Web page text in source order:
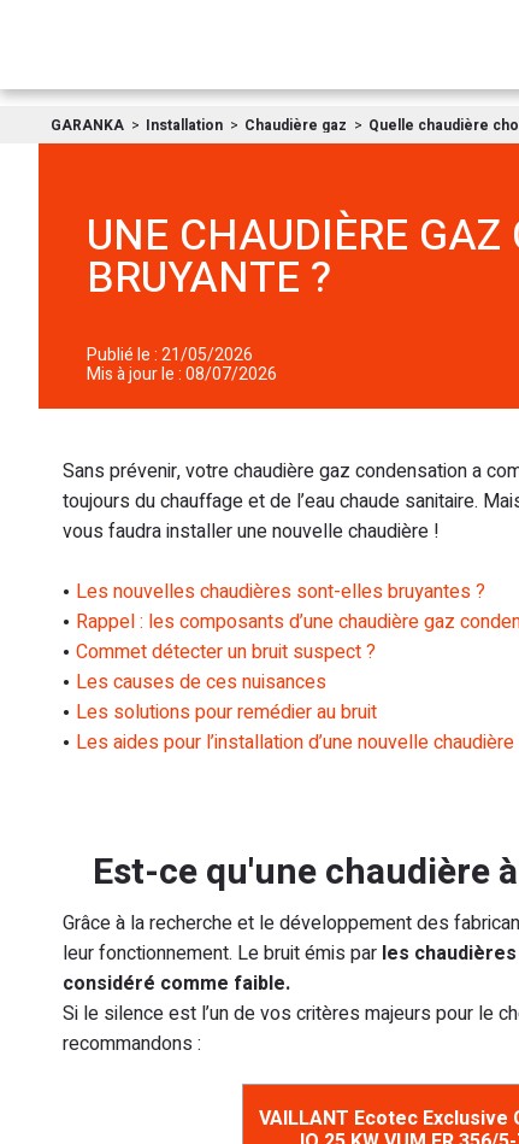
GARANKA Installation Chaudière gaz Quelle chaudière
UNE CHAUDIÈRE
BRUYANTE ?
Publié le : 21/05/2026
Mis à jour le : 08/07/2026
Sans prévenir, votre chaudière gaz condensation a
toujours du chauffage et de l’eau chaude sanitaire.
vous faudra installer une nouvelle chaudière !
Les nouvelles chaudières sont-elles bruyantes ?
Rappel : les composants d’une chaudière gaz
Commet détecter un bruit suspect ?
Les causes de ces nuisances
Les solutions pour remédier au bruit
Les aides pour l’installation d’une nouvelle chaudière
Est-ce qu'une chaudière
Grâce à la recherche et le développement des
leur fonctionnement. Le bruit émis par les
considéré comme faible.
Si le silence est l’un de vos critères majeurs pour le
recommandons :
VAILLANT Ecotec Exclusive